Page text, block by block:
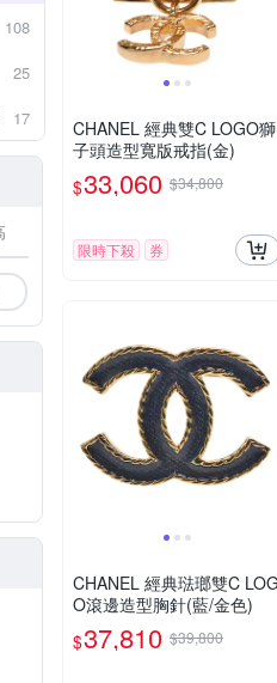
108
25
17
CHANEL 經典雙C LOGO獅
子頭造型寬版戒指(金)
$33,060 $34,800
限時下殺 券
CHANEL 經典琺瑯雙C LOG
O滾邊造型胸針(藍/金色)
$37,810 $39,800